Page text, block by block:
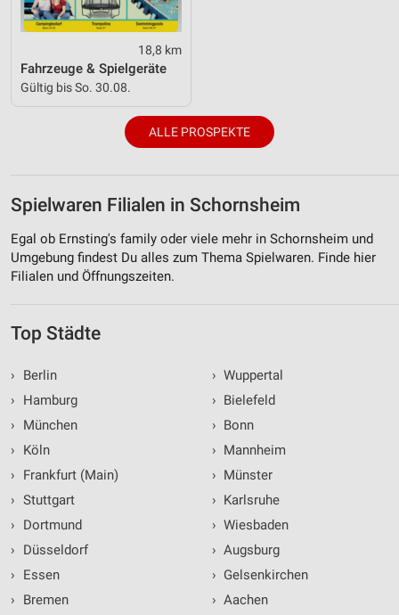
18,8 km
Fahrzeuge & Spielgeräte
Gültig bis So. 30.08.
ALLE PROSPEKTE
Spielwaren Filialen in Schornsheim
Egal ob Ernsting's family oder viele mehr in Schornsheim und
Umgebung findest Du alles zum Thema Spielwaren. Finde hier
Filialen und Öffnungszeiten.
Top Städte
›
Berlin
›
Hamburg
›
München
›
Köln
›
Frankfurt (Main)
› Stuttgart
›
Dortmund
›
Düsseldorf
›
Essen
›
Bremen
› Wuppertal
› Bielefeld
› Bonn
› Mannheim
› Münster
› Karlsruhe
› Wiesbaden
› Augsburg
› Gelsenkirchen
› Aachen